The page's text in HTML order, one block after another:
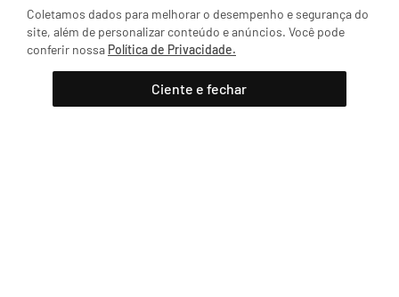
Coletamos dados para melhorar o desempenho e segurança do
site, além de personalizar conteúdo e anúncios. Você pode
conferir nossa Política de Privacidade.
Ciente e fechar